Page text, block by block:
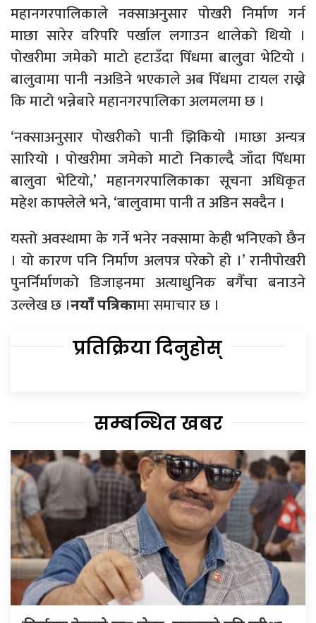
महानगरपालिकाले नक्साअनुसार पोखरी निर्माण गर्न
माछा सारेर वरिपरि पर्खाल लगाउन थालेको थियो ।
पोखरीमा जमेको माटो हटाउँदा पिँधमा बालुवा भेटियो ।
बालुवामा पानी नअडिने भएकाले अब पिँधमा टायल राख्ने
कि माटो भन्नेबारे महानगरपालिका अलमलमा छ ।
‘नक्साअनुसार पोखरीको पानी झिकियो ।माछा अन्यत्र
सारियो । पोखरीमा जमेको माटो निकाल्दै जाँदा पिँधमा
बालुवा भेटियो,’ महानगरपालिकाका सूचना अधिकृत
महेश काफ्लेले भने, ‘बालुवामा पानी त अडिन सक्दैन ।
यस्तो अवस्थामा के गर्ने भनेर नक्सामा केही भनिएको छैन
। यो कारण पनि निर्माण अलपत्र परेको हो ।’ रानीपोखरी
पुनर्निर्माणको डिजाइनमा अत्याधुनिक बगैँचा बनाउने
उल्लेख छ ।नयाँ पत्रिकामा समाचार छ ।
प्रतिक्रिया दिनुहोस्
सम्बन्धित खबर